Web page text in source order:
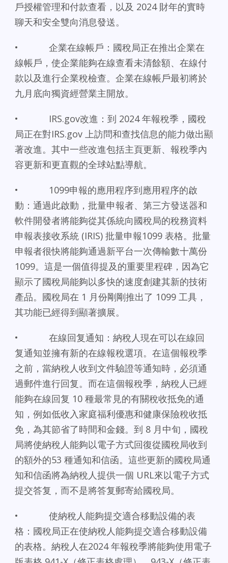
戶授權管理和付款查看，以及 2024 財年的實時
聊天和安全雙向消息發送。
• 企業在線帳戶：國稅局正在推出企業在
線帳戶，使企業能夠在線查看未清餘額、在線付
款以及進行企業稅檢查。企業在線帳戶最初將於
九月底向獨資經營業主開放。
• IRS.gov改進：到 2024 年報稅季，國稅
局正在對IRS.gov 上訪問和查找信息的能力做出顯
著改進。其中一些改進包括主頁更新、報稅季內
容更新和更直觀的全球站點導航。
• 1099申報的應用程序到應用程序的啟
動：通過此啟動，批量申報者、第三方發送器和
軟件開發者將能夠從其係統向國稅局的稅務資料
申報表接收系統 (IRIS) 批量申報1099 表格。批量
申報者很快將能夠通過新平台一次傳輸數十萬份
1099。這是一個值得提及的重要里程碑，因為它
顯示了國稅局能夠以多快的速度創建其新的技術
產品。國稅局在 1 月份剛剛推出了 1099 工具，
其功能已經得到顯著擴展。
• 在線回复通知：納稅人現在可以在線回
复通知並擁有新的在線報稅選項。在這個報稅季
之前，當納稅人收到文件驗證等通知時，必須通
過郵件進行回复。而在這個報稅季，納稅人已經
能夠在線回复 10 種最常見的有關稅收抵免的通
知，例如低收入家庭福利優惠和健康保險稅收抵
免，為其節省了時間和金錢。到 8 月中旬，國稅
局將使納稅人能夠以電子方式回復從國稅局收到
的額外的53 種通知和信函。這些更新的國稅局通
知和信函將為納稅人提供一個 URL來以電子方式
提交答复，而不是將答复郵寄給國稅局。
• 使納稅人能夠提交適合移動設備的表
格：國稅局正在使納稅人能夠提交適合移動設備
的表格。納稅人在2024 年報稅季將能夠使用電子